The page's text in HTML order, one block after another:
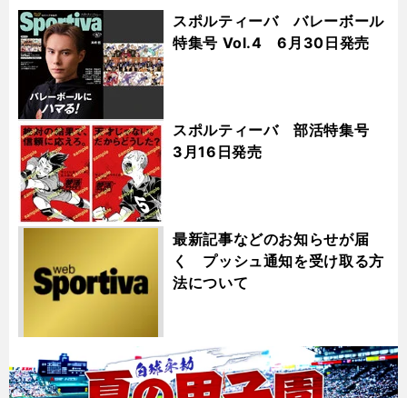
スポルティーバ バレーボール
特集号 Vol.4 6月30日発売
スポルティーバ 部活特集号
3月16日発売
最新記事などのお知らせが届
く プッシュ通知を受け取る方
法について